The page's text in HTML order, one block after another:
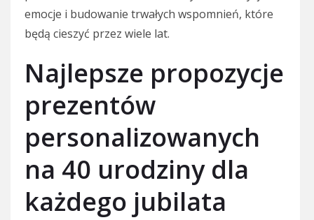
emocje i budowanie trwałych wspomnień, które
będą cieszyć przez wiele lat.
Najlepsze propozycje
prezentów
personalizowanych
na 40 urodziny dla
każdego jubilata